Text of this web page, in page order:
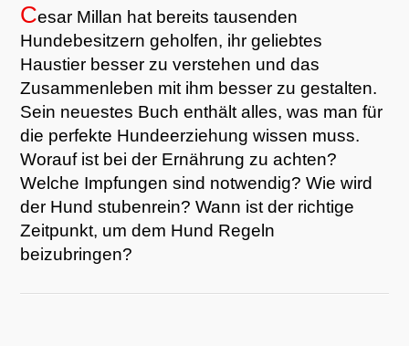
Cesar Millan hat bereits tausenden
Hundebesitzern geholfen, ihr geliebtes
Haustier besser zu verstehen und das
Zusammenleben mit ihm besser zu gestalten.
Sein neuestes Buch enthält alles, was man für
die perfekte Hundeerziehung wissen muss.
Worauf ist bei der Ernährung zu achten?
Welche Impfungen sind notwendig? Wie wird
der Hund stubenrein? Wann ist der richtige
Zeitpunkt, um dem Hund Regeln
beizubringen?